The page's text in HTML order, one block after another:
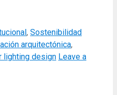
, SostenibilidadTags
arquitectónica,
lighting design Leave a